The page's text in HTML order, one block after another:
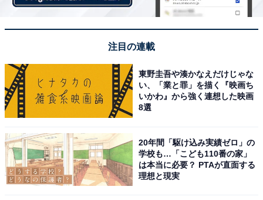
View this post on Instagram
注目の連載
東野圭吾や湊かなえだけじゃな
い、「業と罪」を描く『映画ち
いかわ』から強く連想した映画
8選
20年間「駆け込み実績ゼロ」の
学校も…「こども110番の家」
は本当に必要？ PTAが直面する
理想と現実